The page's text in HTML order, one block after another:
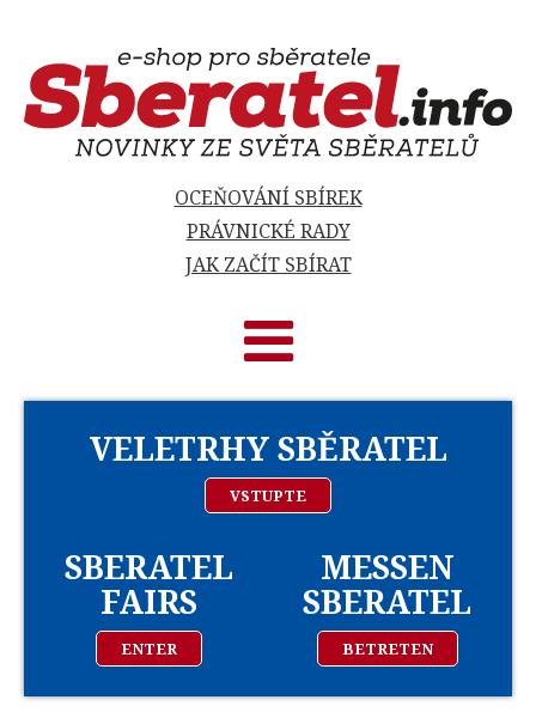
OCEŇOVÁNÍ SBÍREK
PRÁVNICKÉ RADY
JAK ZAČÍT SBÍRAT
VELETRHY SBĚRATEL
VSTUPTE
SBERATEL
FAIRS
ENTER
MESSEN
SBERATEL
BETRETEN